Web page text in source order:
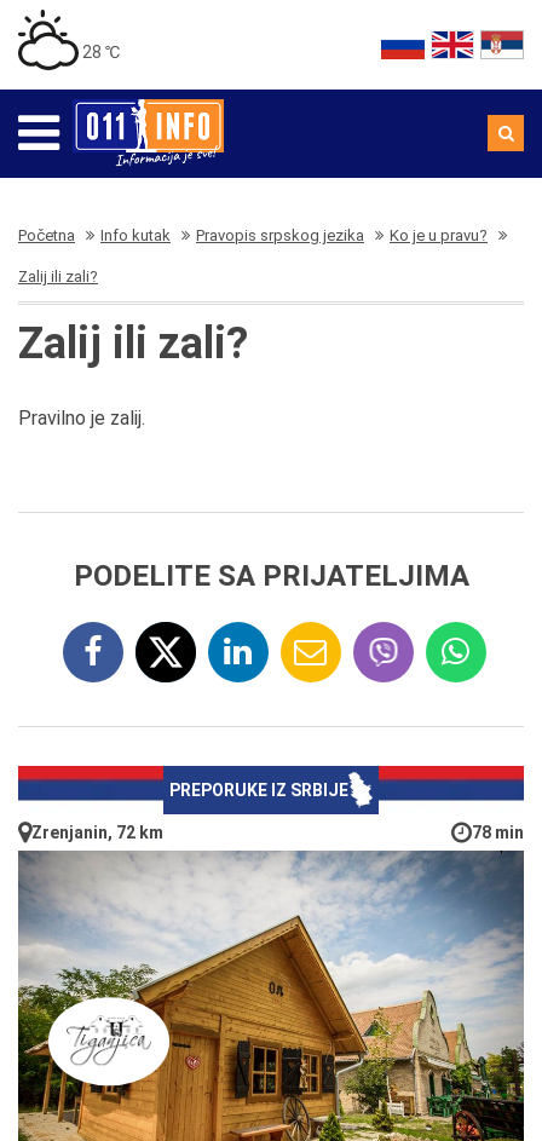
28 ℃
Početna Info kutak Pravopis srpskog jezika Ko je u pravu?
Zalij ili zali?
Zalij ili zali?
Pravilno je zalij.
PODELITE SA PRIJATELJIMA
PREPORUKE IZ SRBIJE
Zrenjanin, 72 km 78 min